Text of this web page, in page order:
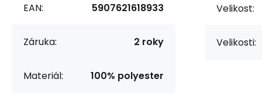
EAN: 5907621618933
Záruka: 2 roky
Materiál: 100% polyester
Velikost:
Velikosti: